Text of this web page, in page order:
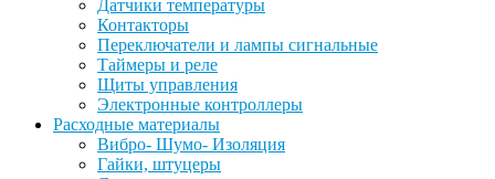
Датчики температуры
Контакторы
Переключатели и лампы сигнальные
Таймеры и реле
Щиты управления
Электронные контроллеры
Расходные материалы
Вибро- Шумо- Изоляция
Гайки, штуцеры